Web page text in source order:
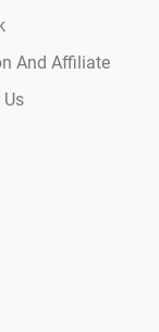
And Affiliate
Us